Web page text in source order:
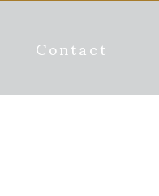
Contact